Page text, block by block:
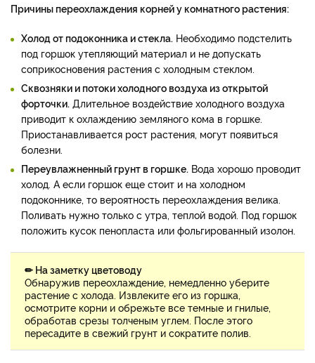
Причины переохлаждения корней у комнатного растения:
Холод от подоконника и стекла. Необходимо подстелить
под горшок утепляющий материал и не допускать
соприкосновения растения с холодным стеклом.
Сквозняки и потоки холодного воздуха из открытой
форточки. Длительное воздействие холодного воздуха
приводит к охлаждению земляного кома в горшке.
Приостанавливается рост растения, могут появиться
болезни.
Переувлажненный грунт в горшке. Вода хорошо проводит
холод. А если горшок еще стоит и на холодном
подоконнике, то вероятность переохлаждения велика.
Поливать нужно только с утра, теплой водой. Под горшок
положить кусок пенопласта или фольгированный изолон.
✏ На заметку цветоводу
Обнаружив переохлаждение, немедленно уберите
растение с холода. Извлеките его из горшка,
осмотрите корни и обрежьте все темные и гнилые,
обработав срезы толченым углем. После этого
пересадите в свежий грунт и сократите полив.